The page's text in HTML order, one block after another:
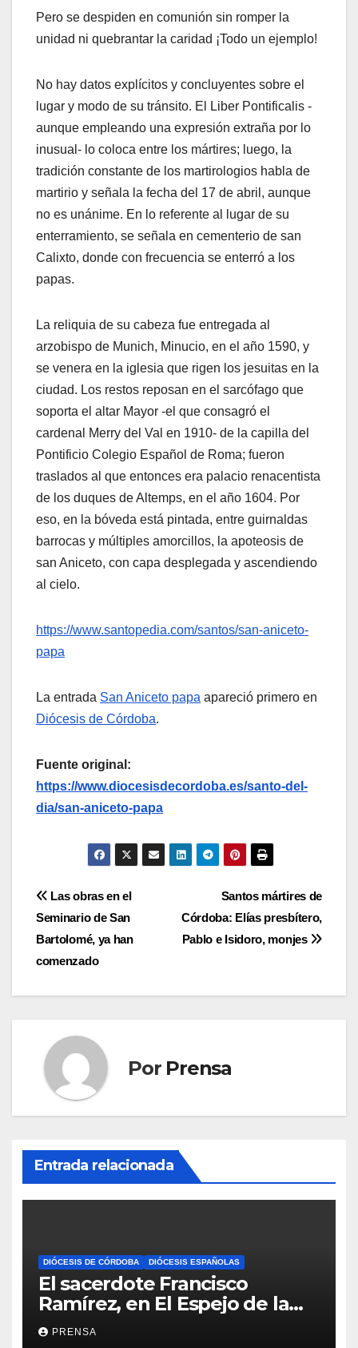
Pero se despiden en comunión sin romper la
unidad ni quebrantar la caridad ¡Todo un ejemplo!
No hay datos explícitos y concluyentes sobre el
lugar y modo de su tránsito. El Liber Pontificalis -
aunque empleando una expresión extraña por lo
inusual- lo coloca entre los mártires; luego, la
tradición constante de los martirologios habla de
martirio y señala la fecha del 17 de abril, aunque
no es unánime. En lo referente al lugar de su
enterramiento, se señala en cementerio de san
Calixto, donde con frecuencia se enterró a los
papas.
La reliquia de su cabeza fue entregada al
arzobispo de Munich, Minucio, en el año 1590, y
se venera en la iglesia que rigen los jesuitas en la
ciudad. Los restos reposan en el sarcófago que
soporta el altar Mayor -el que consagró el
cardenal Merry del Val en 1910- de la capilla del
Pontificio Colegio Español de Roma; fueron
traslados al que entonces era palacio renacentista
de los duques de Altemps, en el año 1604. Por
eso, en la bóveda está pintada, entre guirnaldas
barrocas y múltiples amorcillos, la apoteosis de
san Aniceto, con capa desplegada y ascendiendo
al cielo.
https://www.santopedia.com/santos/san-aniceto-
papa
La entrada San Aniceto papa apareció primero en
Diócesis de Córdoba.
Fuente original:
https://www.diocesisdecordoba.es/santo-del-
dia/san-aniceto-papa
Navegación
de
entradas
Santos mártires de
Córdoba: Elías presbítero,
Pablo e Isidoro, monjes
Las obras en el
Seminario de San
Bartolomé, ya han
comenzado
Por Prensa
Entrada relacionada
DIÓCESIS DE CÓRDOBA DIÓCESIS ESPAÑOLAS
El sacerdote Francisco
Ramírez, en El Espejo de la
Iglesia
PRENSA